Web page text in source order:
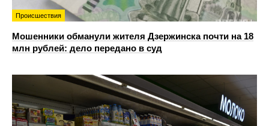
Происшествия
Мошенники обманули жителя Дзержинска почти на 18
млн рублей: дело передано в суд